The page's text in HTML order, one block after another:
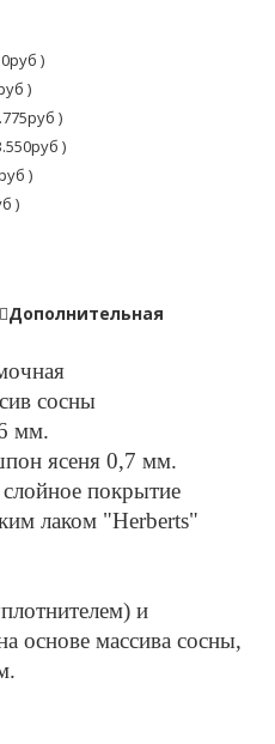
)
)
)
)
)
)
Дополнительная
сосны
мм.
ясеня 0,7 мм.
покрытие
лаком "Herberts"
и
основе массива сосны,